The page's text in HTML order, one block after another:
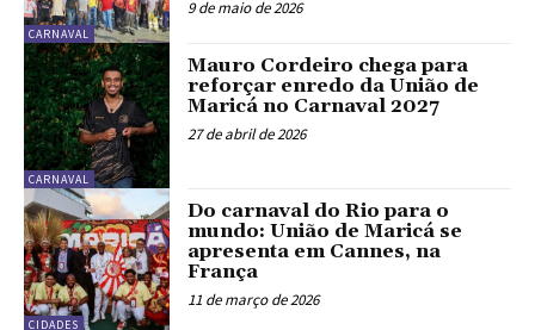
CARNAVAL
9 de maio de 2026
CARNAVAL
Mauro Cordeiro chega para
reforçar enredo da União de
Maricá no Carnaval 2027
27 de abril de 2026
CIDADES
Do carnaval do Rio para o
mundo: União de Maricá se
apresenta em Cannes, na
França
11 de março de 2026